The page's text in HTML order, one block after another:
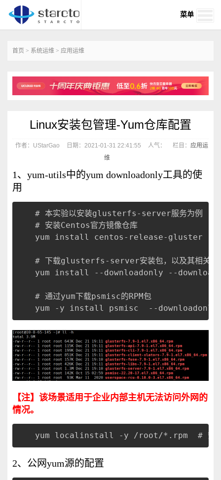
菜单
首页 > 系统运维 > 应用运维
Linux安装包管理-Yum仓库配置
作者：UStarGao 日期：2021-01-31 22:41:55 人气： 栏目： 应用运
维
1、yum-utils中的yum downloadonly工具的使
用
# 本实验以安装glusterfs-server服务为例
# 安装Centos官方镜像仓库
yum install centos-release-gluster
# 下载glusterfs-server安装
yum install --downloadonly --
# 通过yum下载psmisc的RPM包
yum -y install psmisc  --
【注】该场景适用于企业内部主机无法访问外网的
情况。
yum localinstall -y /root/*.rpm  # 安装
2、公网yum源的配置